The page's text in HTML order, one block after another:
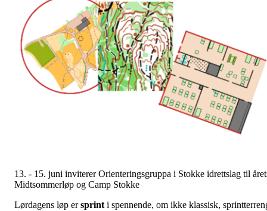
13. - 15. juni inviterer Orienteringsgruppa i Stokke idrettslag til
Midtsommerløp og Camp Stokke
Lørdagens løp ersprint i spennende, om ikke klassisk,